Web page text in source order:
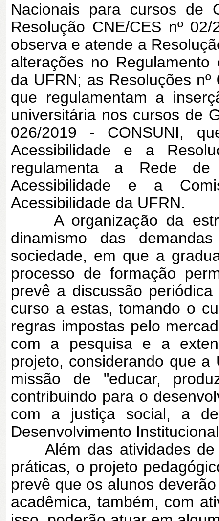
Nacionais para cursos de
Resolução CNE/CES nº
observa e atende a
alterações no
da UFRN; as Resoluções
que regulamentam a
universitária nos cursos de
026/2019 - CONSUNI,
Acessibilidade e a
regulamenta a Rede
Acessibilidade e a
Acessibilidade da UFRN.
A organização da
dinamismo das
sociedade, em que a
processo de formação
prevê a discussão
curso a estas, tomando o
regras impostas pelo
com a pesquisa e a
projeto, considerando que
missão de "educar,
contribuindo para o
com a justiça social, a
Desenvolvimento
Além das atividades de
práticas, o projeto
prevê que os alunos
acadêmica, também, com